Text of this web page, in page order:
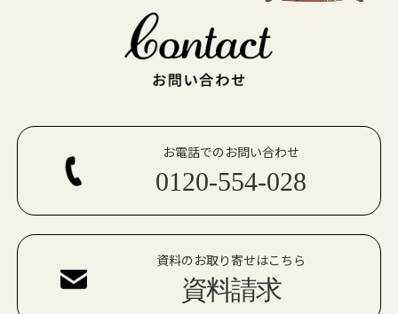
お電話でのお問い合わせ
0120-554-028
資料のお取り寄せはこちら
資料請求